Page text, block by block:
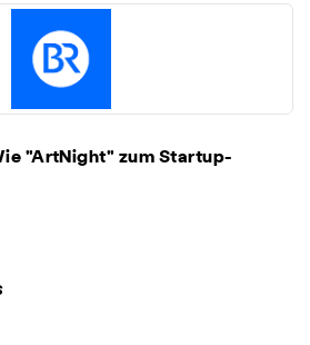
"ArtNight" zum Startup-